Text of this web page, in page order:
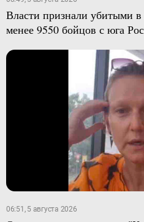
Власти признали убитыми
менее 9550 бойцов с юга
06:51, 5 августа 2026